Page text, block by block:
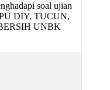
soal ujian
DIY, TUCUN,
UNBK